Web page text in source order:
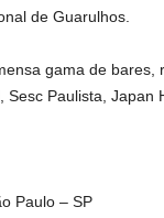
de Guarulhos.
gama de
Paulista,
Paulo – SP